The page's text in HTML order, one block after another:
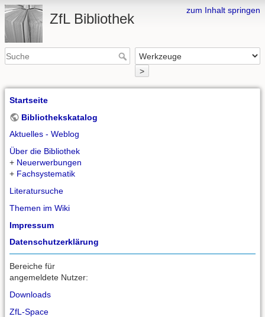
zum Inhalt springen
ZfL Bibliothek
>
Startseite
Bibliothekskatalog
Aktuelles - Weblog
Über die Bibliothek
+ Neuerwerbungen
+ Fachsystematik
Literatursuche
Themen im Wiki
Impressum
Datenschutzerklärung
Bereiche für
angemeldete Nutzer:
Downloads
ZfL-Space